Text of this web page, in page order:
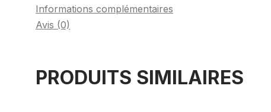
Informations complémentaires
Avis (0)
PRODUITS SIMILAIRES